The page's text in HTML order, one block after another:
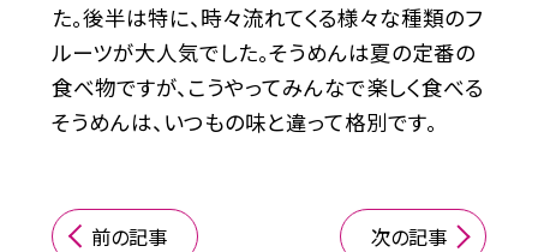
た。後半は特に、時々流れてくる様々な種類のフ
ルーツが大人気でした。そうめんは夏の定番の
食べ物ですが、こうやってみんなで楽しく食べる
そうめんは、いつもの味と違って格別です。
前の記事 次の記事